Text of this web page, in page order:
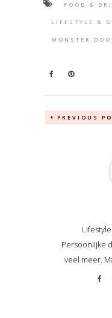
FOOD &
LIFESTYLE &
MONSTER
PREVIOUS
Persoonlijke
veel meer.